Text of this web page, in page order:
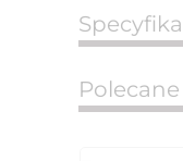
Polecane